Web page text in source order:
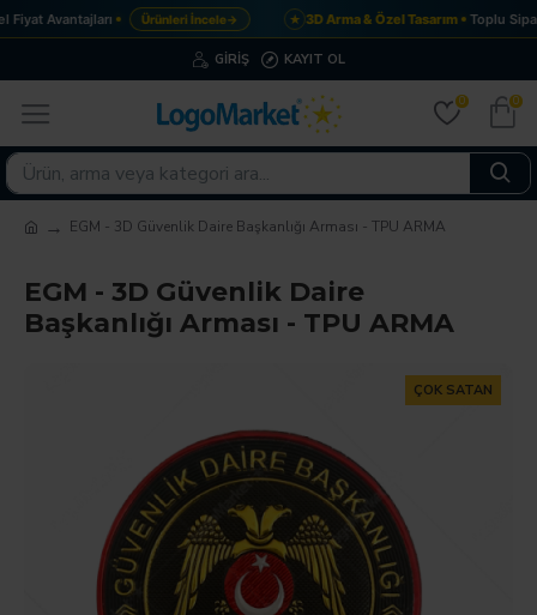
Avantajları Ürünleri İncele→ ★ 3D Arma & Özel Tasarım Toplu
GIRIŞ KAYIT OL
0 0
EGM - 3D Güvenlik Daire Başkanlığı Arması - TPU ARMA
EGM - 3D Güvenlik Daire
Başkanlığı Arması - TPU ARMA
ÇOK SATAN